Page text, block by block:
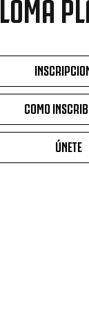
COMO
ÚNETE